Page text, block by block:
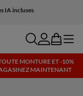
IA incluses
searchaccount
bag menu
MONTURE ET -10%
MAINTENANT